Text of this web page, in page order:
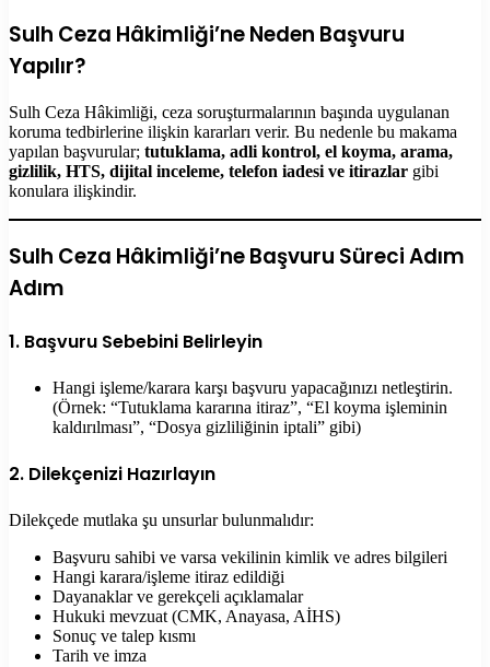
Sulh Ceza Hâkimliği’ne Neden Başvuru
Yapılır?
Sulh Ceza Hâkimliği, ceza soruşturmalarının başında uygulanan
koruma tedbirlerine ilişkin kararları verir. Bu nedenle bu makama
yapılan başvurular; tutuklama, adli kontrol, el koyma, arama,
gizlilik, HTS, dijital inceleme, telefon iadesi ve itirazlar gibi
konulara ilişkindir.
Sulh Ceza Hâkimliği’ne Başvuru Süreci Adım
Adım
1. Başvuru Sebebini Belirleyin
Hangi işleme/karara karşı başvuru yapacağınızı netleştirin.
(Örnek: “Tutuklama kararına itiraz”, “El koyma işleminin
kaldırılması”, “Dosya gizliliğinin iptali” gibi)
2. Dilekçenizi Hazırlayın
Dilekçede mutlaka şu unsurlar bulunmalıdır:
Başvuru sahibi ve varsa vekilinin kimlik ve adres bilgileri
Hangi karara/işleme itiraz edildiği
Dayanaklar ve gerekçeli açıklamalar
Hukuki mevzuat (CMK, Anayasa, AİHS)
Sonuç ve talep kısmı
Tarih ve imza